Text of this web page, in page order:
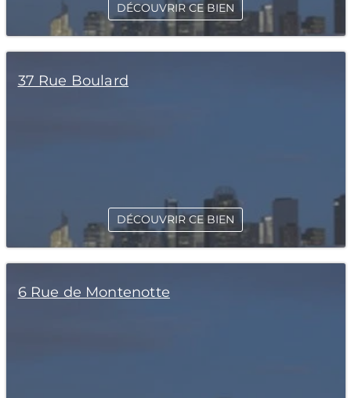
DÉCOUVRIR CE BIEN
37 Rue Boulard
DÉCOUVRIR CE BIEN
6 Rue de Montenotte